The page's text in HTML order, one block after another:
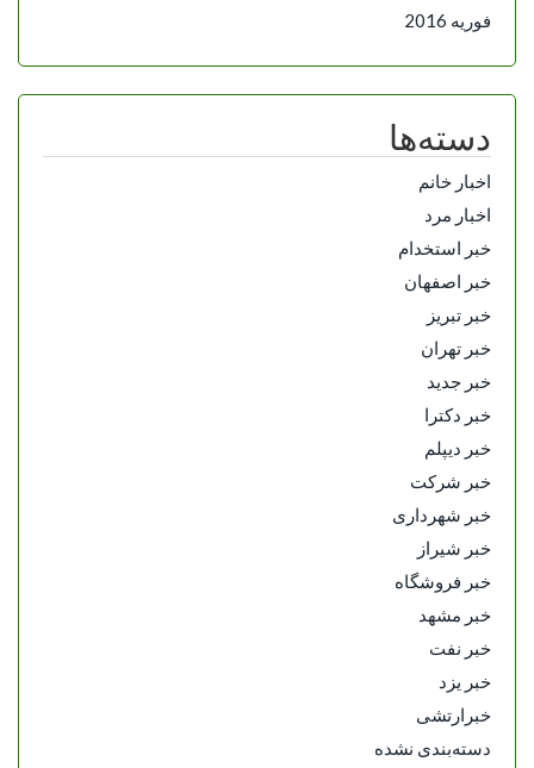
فوریه 2016
دسته‌ها
اخبار خانم
اخبار مرد
خبر استخدام
خبر اصفهان
خبر تبریز
خبر تهران
خبر جدید
خبر دکترا
خبر دیپلم
خبر شرکت
خبر شهرداری
خبر شیراز
خبر فروشگاه
خبر مشهد
خبر نفت
خبر یزد
خبرارتشی
دسته‌بندی نشده